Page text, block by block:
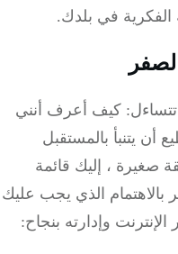
في بلدك.
كيف أعرف أنني
يتنبأ بالمستقبل
، إليك قائمة
الذي يجب عليك
وإدارته بنجاح: